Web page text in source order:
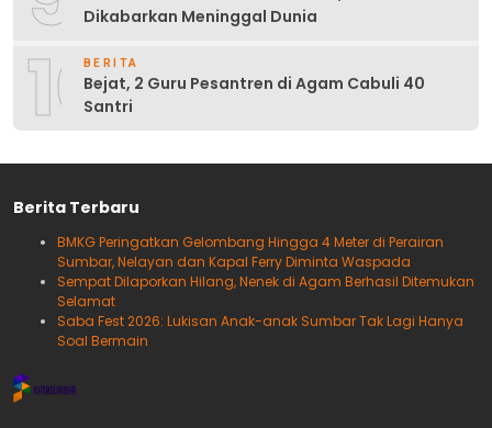
Dikabarkan Meninggal Dunia
10BERITA
Bejat, 2 Guru Pesantren di Agam Cabuli 40
Santri
Berita Terbaru
BMKG Peringatkan Gelombang Hingga 4 Meter di Perairan
Sumbar, Nelayan dan Kapal Ferry Diminta Waspada
Sempat Dilaporkan Hilang, Nenek di Agam Berhasil Ditemukan
Selamat
Saba Fest 2026: Lukisan Anak-anak Sumbar Tak Lagi Hanya
Soal Bermain